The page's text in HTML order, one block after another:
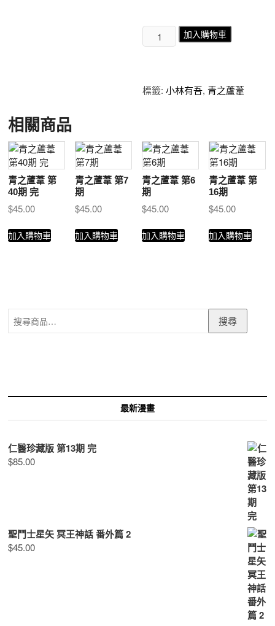
之
第
19
量
加入購物車
標籤:小林有吾,青之蘆葦
相關商品
青之蘆葦 第
40期 完
$45.00
加入購物車
青之蘆葦 第7
期
$45.00
加入購物車
青之蘆葦 第6
期
$45.00
加入購物車
青之蘆葦 第
16期
$45.00
加入購物車
搜
尋
搜尋
最新漫畫
仁醫珍藏版 第13期 完
$85.00
聖鬥士星矢 冥王神話 番外篇 2
$45.00